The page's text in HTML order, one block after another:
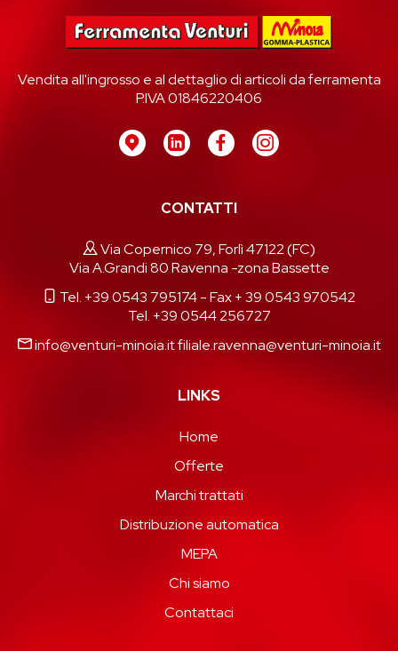
Vendita all'ingrosso e al dettaglio di articoli da ferramenta
P.IVA 01846220406
CONTATTI
Via Copernico 79, Forlì 47122 (FC)
Via A.Grandi 80 Ravenna -zona Bassette
Tel. +39 0543 795174- Fax + 39 0543 970542
Tel. +39 0544 256727
info@venturi-minoia.itfiliale.ravenna@venturi-minoia.it
LINKS
Home
Offerte
Marchi trattati
Distribuzione automatica
MEPA
Chi siamo
Contattaci